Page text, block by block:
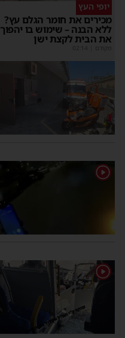
יופי העץ
מכירים את חומר הגלם עץ?
ללא הבנה – שימוש בו יהפוך
את הבית לקצת ישן
מקודם
1
1